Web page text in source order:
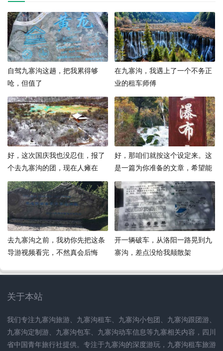
自驾九寨沟这趟，把我累得够
呛，但值了
在九寨沟，我遇上了一个不务正
业的租车师傅
好，这次国庆我也没忍住，报了
个去九寨沟的团，现在人瘫在
家，腿还酸着，脑子却还在那些
海子里泡着
好，那咱们就按这个设定来。这
是一篇为你准备的文章，希望能
给你的读者带来一些灵感
去九寨沟之前，我劝你先把这条
导游视频看完，不然真会后悔
开一辆破车，从洛阳一路晃到九
寨沟，差点没给我颠散架
关于本站
我们专注九寨沟旅游、九寨沟租车、九寨沟小包团、九寨沟跟团游、
九寨沟定制游、九寨沟包车、九寨沟动车信息等九寨相关内容，四川
省中国青年旅行社提供。专注于九寨沟的深度游玩，九赛沟租车旅游